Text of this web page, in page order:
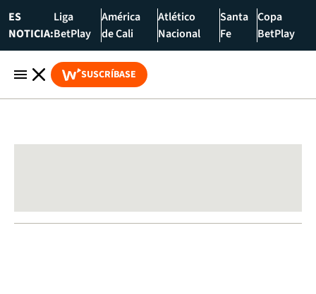
ES
NOTICIA:
Liga
BetPlay
América
de Cali
Atlético
Nacional
Santa
Fe
Copa
BetPlay
SUSCRÍBASE